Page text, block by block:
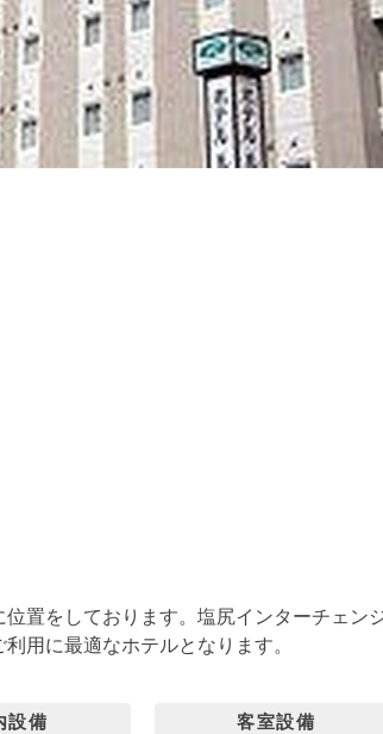
置をしております。塩尻インターチェン
用に最適なホテルとなります。
設備 客室設備